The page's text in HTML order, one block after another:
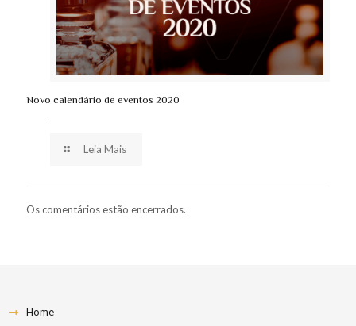
Novo calendário de eventos 2020
Leia Mais
Os comentários estão encerrados.
Home